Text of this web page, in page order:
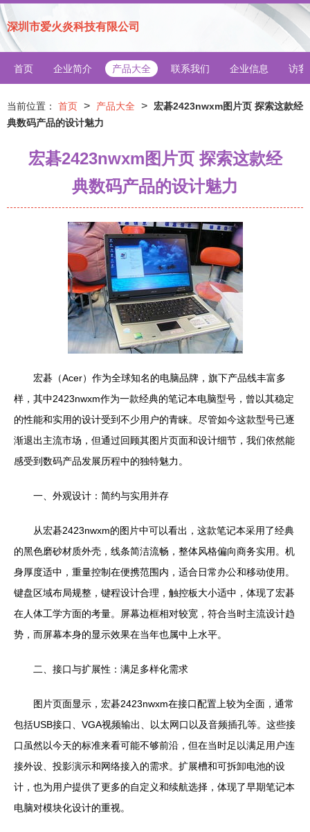
深圳市爱火炎科技有限公司
首页 企业简介 产品大全 联系我们 企业信息 访客
当前位置： 首页 > 产品大全 >
宏碁2423nwxm图片页 探索这款经
典数码产品的设计魅力
宏碁2423nwxm图片页 探索这款经
典数码产品的设计魅力
宏碁（Acer）作为全球知名的电脑品牌，旗下产品线丰富多
样，其中2423nwxm作为一款经典的笔记本电脑型号，曾以其稳定
的性能和实用的设计受到不少用户的青睐。尽管如今这款型号已逐
渐退出主流市场，但通过回顾其图片页面和设计细节，我们依然能
感受到数码产品发展历程中的独特魅力。
一、外观设计：简约与实用并存
从宏碁2423nwxm的图片中可以看出，这款笔记本采用了经典
的黑色磨砂材质外壳，线条简洁流畅，整体风格偏向商务实用。机
身厚度适中，重量控制在便携范围内，适合日常办公和移动使用。
键盘区域布局规整，键程设计合理，触控板大小适中，体现了宏碁
在人体工学方面的考量。屏幕边框相对较宽，符合当时主流设计趋
势，而屏幕本身的显示效果在当年也属中上水平。
二、接口与扩展性：满足多样化需求
图片页面显示，宏碁2423nwxm在接口配置上较为全面，通常
包括USB接口、VGA视频输出、以太网口以及音频插孔等。这些接
口虽然以今天的标准来看可能不够前沿，但在当时足以满足用户连
接外设、投影演示和网络接入的需求。扩展槽和可拆卸电池的设
计，也为用户提供了更多的自定义和续航选择，体现了早期笔记本
电脑对模块化设计的重视。